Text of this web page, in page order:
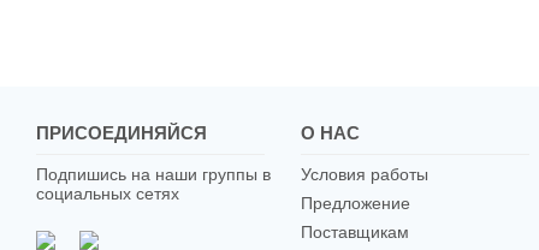
ПРИСОЕДИНЯЙСЯ
Подпишись на наши группы в
социальных сетях
О НАС
Условия работы
Предложение
Поставщикам